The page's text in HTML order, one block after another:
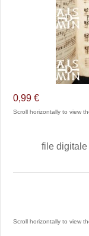
0,99 €
file digitale